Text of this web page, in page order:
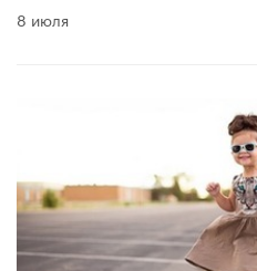
8 июля